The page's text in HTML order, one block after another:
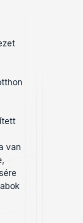
van